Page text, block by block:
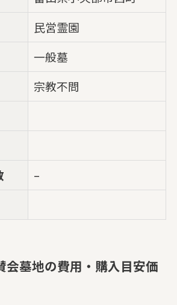
民営霊園
一般墓
宗教不問
–
会墓地の費用・購入目安価